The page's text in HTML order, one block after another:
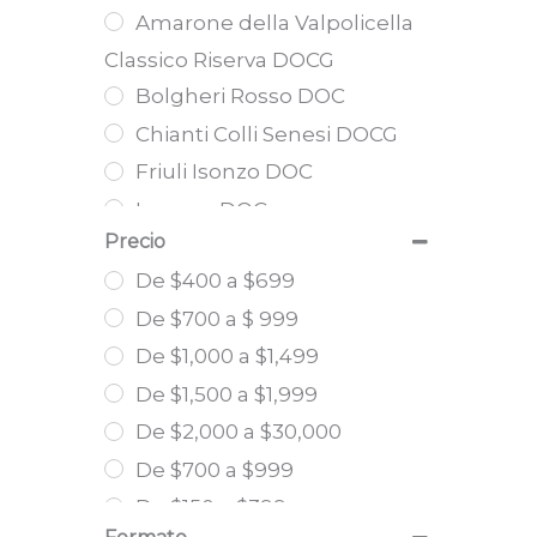
Pallagrello Bianco
Pallagrello Nero
Pecorino
Petite Arvine
Piedirosso
Pinot Bianco
Pinot Grigio
Pinot Nero
Primitivo
Prugnolo gentile
Refosco dal peduncolo
Rosso
Ribolla Gialla
Riesling
Sauvignon | Merlot | Syrah |
Teroldego
Cabernet Sauvignon |
Merlot | Syrah | Sangiovese
Glera | Pinot Nero
Sangiovese | Cabernet
Sauvignon | Syrah
Cabernet Sauvignon | Petit
Verdot | Merlot | Cabernet
Franc
Malvasia di Candia
Aromatica | Chardonnay
Sangiovese | Canaiolo |
Colorino
Castello di Semivicoli
Giodo
Palmento Costanzo
Terre del Principe
João Tavares de Pina
Colterenzio
Gillardi
Parusso
Terravecchia
Coppo
Il Follo
Pelissero
Urlar
Amarone della Valpolicella
Classico Riserva DOCG
Bolgheri Rosso DOC
Chianti Colli Senesi DOCG
Friuli Isonzo DOC
Lugana DOC
Nobile Di Montepulciano
DOG
Puglia IGP
Syrah Toscana IGT
Valle D´Aosta Doc
Soave “Gregoris” DOC
Aglianico DOCG
Amarone della Valpolicella
Precio
De $400 a $699
De $700 a $ 999
De $1,000 a $1,499
De $1,500 a $1,999
De $2,000 a $30,000
De $700 a $999
De $150 a $399